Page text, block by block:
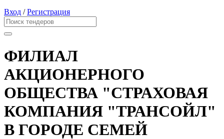
Вход /Регистрация
ФИЛИАЛ
АКЦИОНЕРНОГО
ОБЩЕСТВА "СТРАХОВАЯ
КОМПАНИЯ "ТРАНСОЙЛ"
В ГОРОДЕ СЕМЕЙ